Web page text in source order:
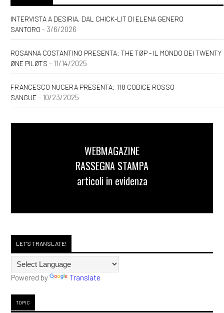
INTERVISTA A DESIRIA, DAL CHICK-LIT DI ELENA GENERO
SANTORO - 3/6/2026
ROSANNA COSTANTINO PRESENTA: THE TØP - IL MONDO DEI TWENTY
ØNE PILØTS - 11/14/2025
FRANCESCO NUCERA PRESENTA: 118 CODICE ROSSO
SANGUE- 10/23/2025
WEBMAGAZINE
RASSEGNA STAMPA
articoli in evidenza
LET'S TRANSLATE!
Powered by Translate
TOPIC